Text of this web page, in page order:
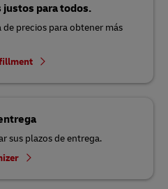
para todos.
precios para obtener más
sus plazos de entrega.